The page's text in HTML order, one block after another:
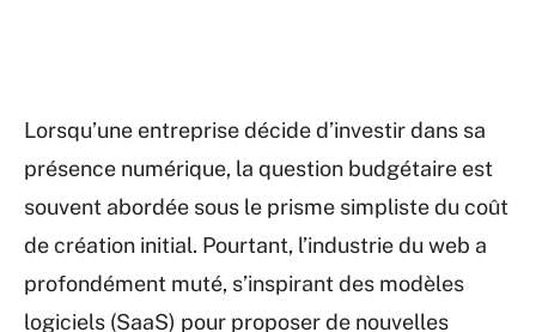
Lorsqu’une entreprise décide d’investir dans sa
présence numérique, la question budgétaire est
souvent abordée sous le prisme simpliste du coût
de création initial. Pourtant, l’industrie du web a
profondément muté, s’inspirant des modèles
logiciels (SaaS) pour proposer de nouvelles